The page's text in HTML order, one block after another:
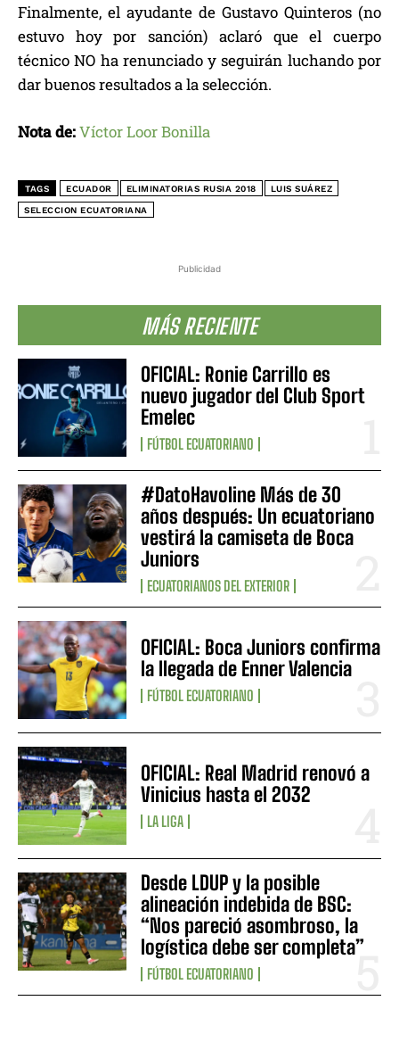
Publicidad
MÁS RECIENTE
OFICIAL: Ronie Carrillo es
nuevo jugador del Club Sport
Emelec
FÚTBOL ECUATORIANO
#DatoHavoline Más de 30
años después: Un ecuatoriano
vestirá la camiseta de Boca
Juniors
ECUATORIANOS DEL EXTERIOR
OFICIAL: Boca Juniors confirma
la llegada de Enner Valencia
FÚTBOL ECUATORIANO
OFICIAL: Real Madrid renovó a
Vinicius hasta el 2032
LA LIGA
Desde LDUP y la posible
alineación indebida de BSC:
“Nos pareció asombroso, la
logística debe ser completa”
FÚTBOL ECUATORIANO
Finalmente, el ayudante de Gustavo Quinteros (no
estuvo hoy por sanción) aclaró que el cuerpo
técnico NO ha renunciado y seguirán luchando por
dar buenos resultados a la selección.
Nota de:Víctor Loor Bonilla
TAGS ECUADOR ELIMINATORIAS RUSIA 2018 LUIS SUÁREZ
SELECCION ECUATORIANA